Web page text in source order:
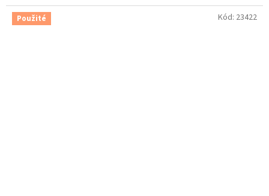
Použité Kód: 23422